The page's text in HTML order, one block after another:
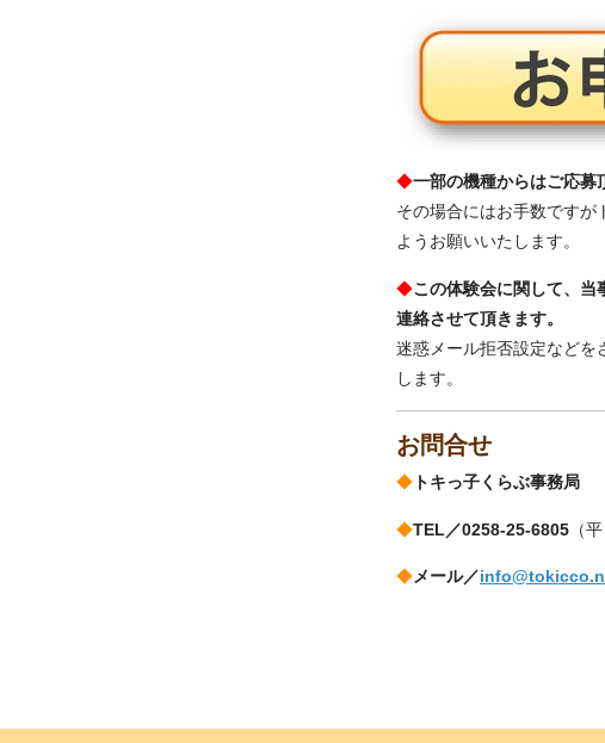
◆一部の機種からはご応募
その場合にはお手数です
ようお願いいたします。
◆この体験会に関して、
連絡させて頂きます。
迷惑メール拒否設定などを
します。
お問合せ
◆ トキっ子くらぶ事務局
◆TEL／0258-25-6805 （
◆メール／